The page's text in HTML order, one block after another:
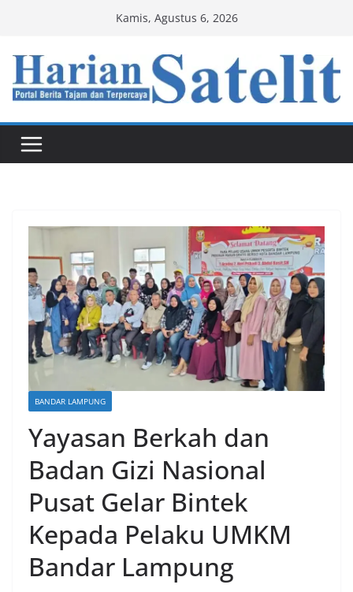
content
Kamis, Agustus 6, 2026
BANDAR LAMPUNG
Yayasan Berkah dan
Badan Gizi Nasional
Pusat Gelar Bintek
Kepada Pelaku UMKM
Bandar Lampung